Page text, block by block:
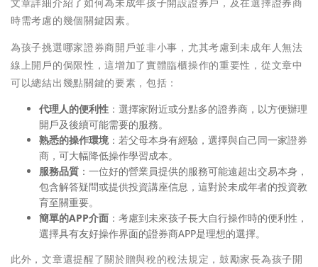
時需考慮的幾個關鍵因素。
為孩子挑選哪家證券商開戶並非小事，尤其考慮到未成年人無法
線上開戶的侷限性，這增加了實體臨櫃操作的重要性，從文章中
可以總結出幾點關鍵的要素，包括：
代理人的便利性 ：選擇家附近或分點多的證券商，以方便辦理
開戶及後續可能需要的服務。
熟悉的操作環境 ：若父母本身有經驗，選擇與自己同一家證券
商，可大幅降低操作學習成本。
服務品質 ：一位好的營業員提供的服務可能遠超出交易本身，
包含解答疑問或提供投資講座信息，這對於未成年者的投資教
育至關重要。
簡單的APP介面 ：考慮到未來孩子長大自行操作時的便利性，
選擇具有友好操作界面的證券商APP是理想的選擇。
此外，文章還提醒了關於贈與稅的稅法規定，鼓勵家長為孩子開